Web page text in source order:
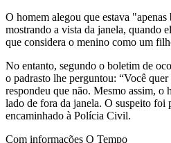
O homem alegou que estava
mostrando a vista da janela, quando
que considera o menino como um
No entanto, segundo o boletim de
o padrasto lhe perguntou: “Você
respondeu que não. Mesmo assim, o
lado de fora da janela. O suspeito foi
encaminhado à Polícia Civil.
Com informações O Tempo